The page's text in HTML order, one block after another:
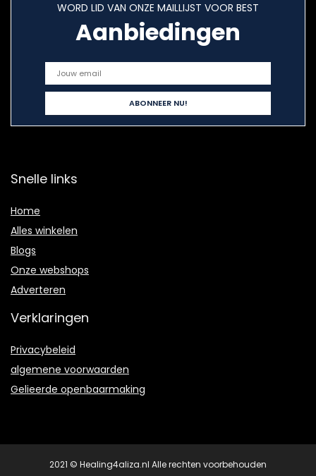
WORD LID VAN ONZE MAILLIJST VOOR BEST
Aanbiedingen
Snelle links
Home
Alles winkelen
Blogs
Onze webshops
Adverteren
Verklaringen
Privacybeleid
algemene voorwaarden
Gelieerde openbaarmaking
2021 © Healing4aliza.nl Alle rechten voorbehouden